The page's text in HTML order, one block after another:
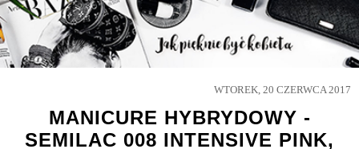
WTOREK, 20 CZERWCA 2017
MANICURE HYBRYDOWY -
SEMILAC 008 INTENSIVE PINK,